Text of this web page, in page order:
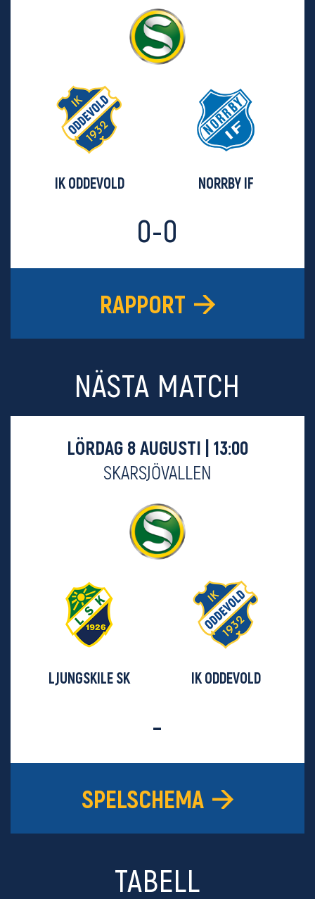
IK ODDEVOLD NORRBY IF
0-0
RAPPORT
NÄSTA MATCH
LÖRDAG 8 AUGUSTI | 13:00
SKARSJÖVALLEN
LJUNGSKILE SK IK ODDEVOLD
-
SPELSCHEMA
TABELL